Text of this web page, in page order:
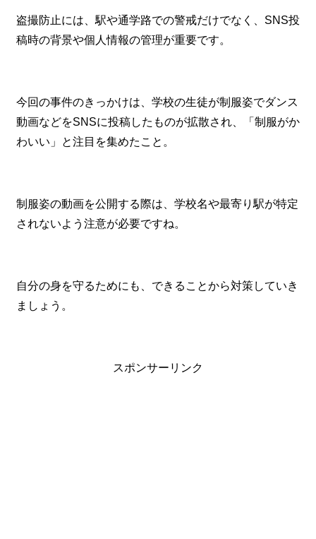
盗撮防止には、駅や通学路での警戒だけでなく、SNS投
稿時の背景や個人情報の管理が重要です。
今回の事件のきっかけは、学校の生徒が制服姿でダンス
動画などをSNSに投稿したものが拡散され、「制服がか
わいい」と注目を集めたこと。
制服姿の動画を公開する際は、学校名や最寄り駅が特定
されないよう注意が必要ですね。
自分の身を守るためにも、できることから対策していき
ましょう。
スポンサーリンク